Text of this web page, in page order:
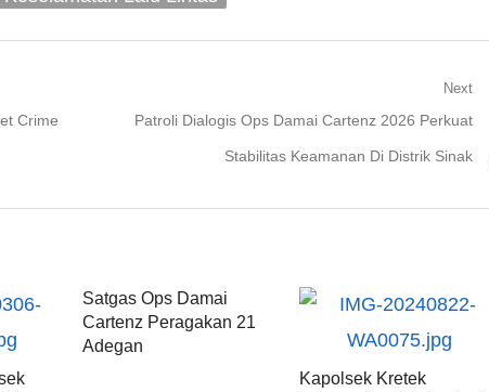
Crime
Next
Next
Patroli Dialogis Ops Damai Cartenz 2026 Perkuat
Stabilitas Keamanan Di Distrik Sinak
Satgas Ops Damai
Cartenz Peragakan 21
Adegan
Kapolsek Kretek